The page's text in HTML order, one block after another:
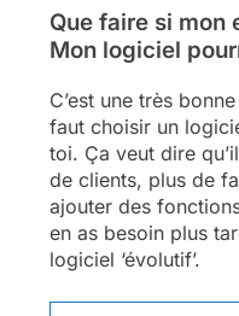
Que faire si mon
Mon logiciel
C’est une très
faut choisir un
toi. Ça veut dire
de clients, plus de
ajouter des
en as besoin plus
logiciel ‘évolutif’.